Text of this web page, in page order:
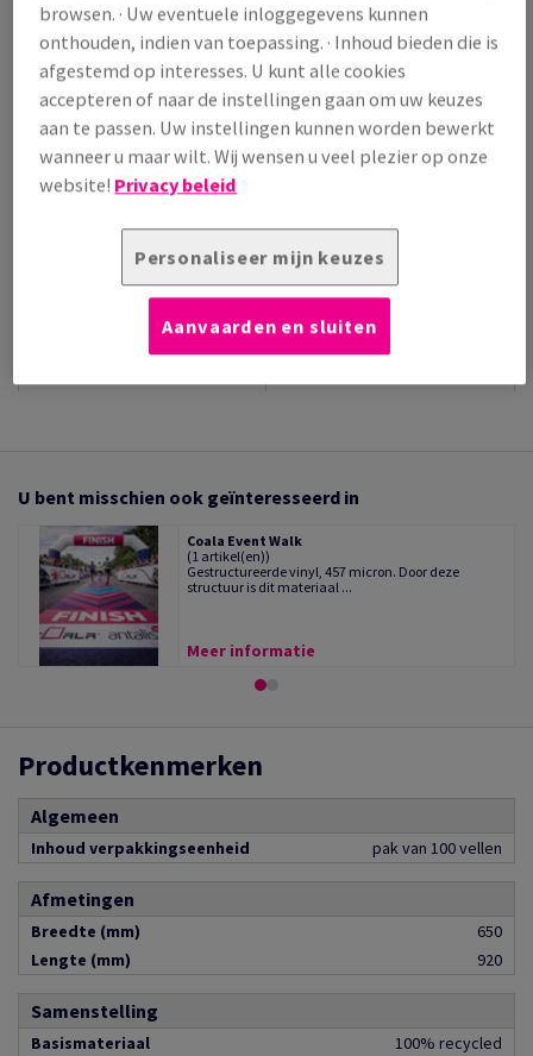
VERWACHTE LEVERING 10/08/2026
Verpakkingsaantallen
Pak
− +
TECHNISCHE
U bent misschien ook geïnteresseerd in
Coala Event Walk
(1 artikel(en))
Gestructureerde vinyl, 457 micron. Door deze
structuur is dit materiaal ...
Meer informatie
Productkenmerken
Algemeen
Inhoud verpakkingseenheid pak van 100 vellen
Afmetingen
Breedte (mm)
650
Lengte (mm)
920
Samenstelling
Basismateriaal
100% recycled
browsen. · Uw eventuele inloggegevens kunnen
onthouden, indien van toepassing. · Inhoud bieden die is
afgestemd op interesses. U kunt alle cookies
accepteren of naar de instellingen gaan om uw keuzes
aan te passen. Uw instellingen kunnen worden bewerkt
wanneer u maar wilt. Wij wensen u veel plezier op onze
website! Privacy beleid
Personaliseer mijn keuzes
Aanvaarden en sluiten